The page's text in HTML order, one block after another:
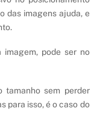
das imagens ajuda, e
imagem, pode ser no
tamanho sem perder
para isso, é o caso do